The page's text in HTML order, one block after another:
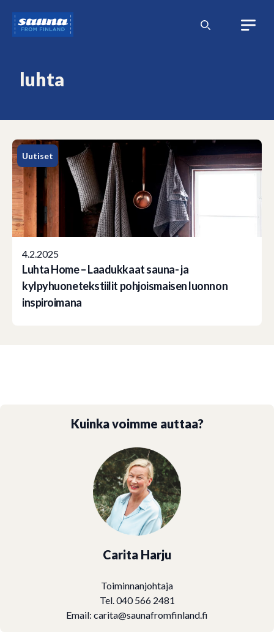
sisältöön
Sauna
from
luhta
Uutiset
4.2.2025
Luhta Home – Laadukkaat sauna- ja
kylpyhuonetekstiilit pohjoismaisen luonnon
inspiroimana
Kuinka voimme auttaa?
Carita Harju
Toiminnanjohtaja
Tel. 040 566 2481
Email: carita@saunafromfinland.fi